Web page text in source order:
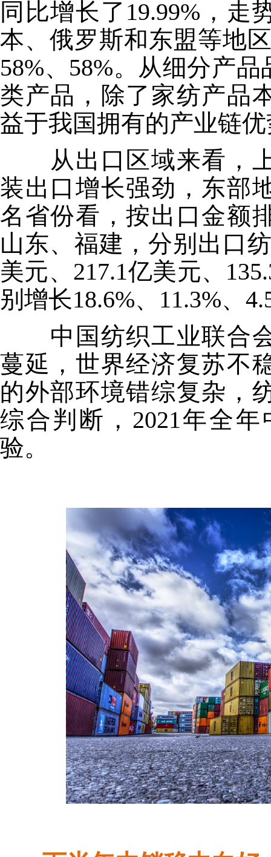
同比增长了19.99%，走
本、俄罗斯和东盟等地
58%、58%。从细分产
类产品，除了家纺产品
益于我国拥有的产业链
从出口区域来看，上
装出口增长强劲，东部
名省份看，按出口金额
山东、福建，分别出口
美元、217.1亿美元、
别增长18.6%、11.3%、
中国纺织工业联合会
蔓延，世界经济复苏不
的外部环境错综复杂，
综合判断，2021年全
验。